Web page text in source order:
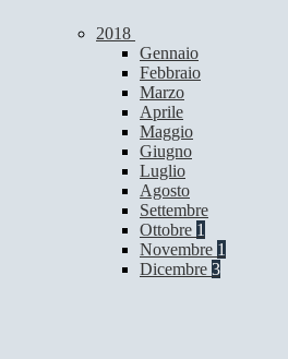
2018
Gennaio
Febbraio
Marzo
Aprile
Maggio
Giugno
Luglio
Agosto
Settembre
Ottobre 1
Novembre 1
Dicembre 3